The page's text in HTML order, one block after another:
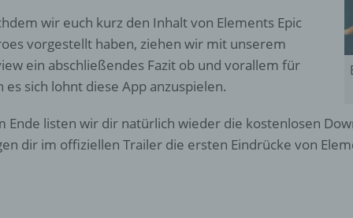
wir euch kurz den Inhalt von Elements Epic
vorgestellt haben, ziehen wir mit unserem
ein abschließendes Fazit ob und vorallem für
es sich lohnt diese App anzuspielen.
Ende listen wir dir natürlich wieder die kostenlosen
dir im offiziellen Trailer die ersten Eindrücke von